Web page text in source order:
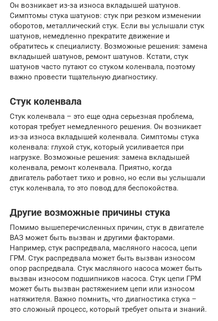
Он возникает из-за износа вкладышей шатунов.
Симптомы стука шатунов: стук при резком изменении
оборотов, металлический стук. Если вы услышали стук
шатунов, немедленно прекратите движение и
обратитесь к специалисту. Возможные решения: замена
вкладышей шатунов, ремонт шатунов. Кстати, стук
шатунов часто путают со стуком коленвала, поэтому
важно провести тщательную диагностику.
Стук коленвала
Стук коленвала – это еще одна серьезная проблема,
которая требует немедленного решения. Он возникает
из-за износа вкладышей коленвала. Симптомы стука
коленвала: глухой стук, который усиливается при
нагрузке. Возможные решения: замена вкладышей
коленвала, ремонт коленвала. Приятно, когда
двигатель работает тихо и ровно, но если вы услышали
стук коленвала, то это повод для беспокойства.
Другие возможные причины стука
Помимо вышеперечисленных причин, стук в двигателе
ВАЗ может быть вызван и другими факторами.
Например, стук распредвала, масляного насоса, цепи
ГРМ. Стук распредвала может быть вызван износом
опор распредвала. Стук масляного насоса может быть
вызван износом подшипников насоса. Стук цепи ГРМ
может быть вызван растяжением цепи или износом
натяжителя. Важно помнить, что диагностика стука –
это сложный процесс, который требует опыта и знаний.